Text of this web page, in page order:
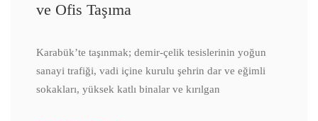
ve Ofis Taşıma
Karabük’te taşınmak; demir-çelik tesislerinin yoğun
sanayi trafiği, vadi içine kurulu şehrin dar ve eğimli
sokakları, yüksek katlı binalar ve kırılgan